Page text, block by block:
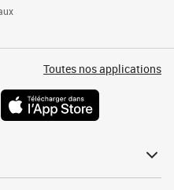
Toutes nos applications